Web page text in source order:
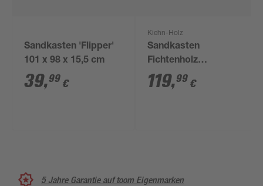
Sandkasten 'Flipper'
101 x 98 x 15,5 cm
39,99 €
Kiehn-Holz
Sandkasten
Fichtenholz
naturfarben 150 x 24 x
150 cm
119,99 €
5 Jahre Garantie auf toom Eigenmarken